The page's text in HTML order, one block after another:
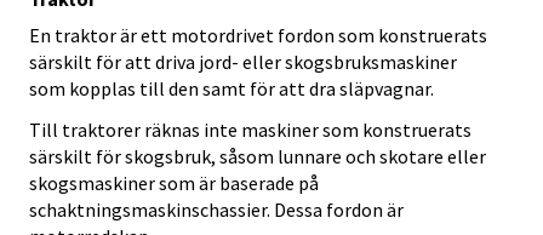
En traktor är ett motordrivet fordon som konstruerats
särskilt för att driva jord- eller skogsbruksmaskiner
som kopplas till den samt för att dra släpvagnar.
Till traktorer räknas inte maskiner som konstruerats
särskilt för skogsbruk, såsom lunnare och skotare eller
skogsmaskiner som är baserade på
schaktningsmaskinschassier. Dessa fordon är